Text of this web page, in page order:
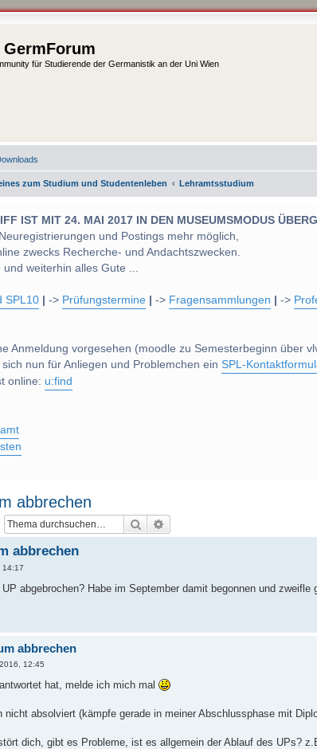
GermForum
für Studierende der Germanistik an der Uni Wien
zum Studium und Studentenleben Lehramtsstudium
IST MIT 24. MAI 2017 IN DEN MUSEUMSMODUS
und Postings mehr möglich,
zwecks Recherche- und Andachtszwecken.
weiterhin alles Gute ...
SPL10 -> Prüfungstermine -> Fragensammlungen ->
Anmeldung vorgesehen (moodle zu Semesterbeginn über
nun für Anliegen und Problemchen ein SPL-
online: u:find
abbrechen
Suche
abbrechen
14:17
abgebrochen? Habe im September damit begonnen und zweifle
abbrechen
12:45
hat, melde ich mich mal
nicht absolviert (kämpfe gerade in meiner Abschlussphase mit
dich, gibt es Probleme, ist es allgemein der Ablauf des UPs?